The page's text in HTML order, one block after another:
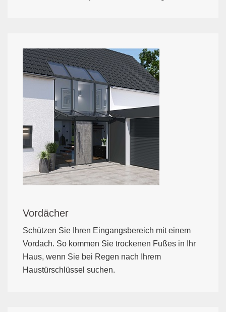
Vordächer
Schützen Sie Ihren Eingangsbereich mit einem
Vordach. So kommen Sie trockenen Fußes in Ihr
Haus, wenn Sie bei Regen nach Ihrem
Haustürschlüssel suchen.